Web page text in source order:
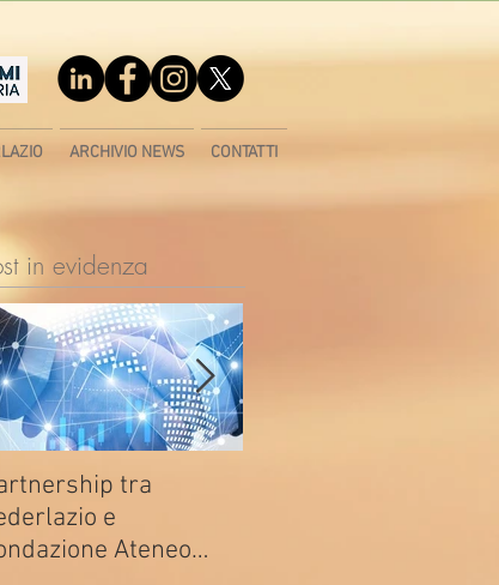
ARCHIVIO NEWS CONTATTI
in evidenza
tra
e
Ateneo